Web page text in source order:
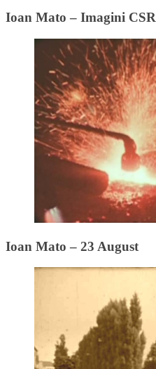
Ioan Mato – Imagini CSR
Ioan Mato – 23 August